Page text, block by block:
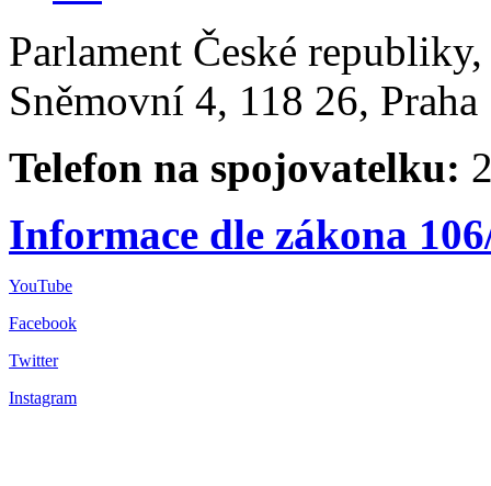
Parlament České
Sněmovní 4, 118 26,
Telefon na spojovatelku:
Informace dle zákona
YouTube
Facebook
Twitter
Instagram